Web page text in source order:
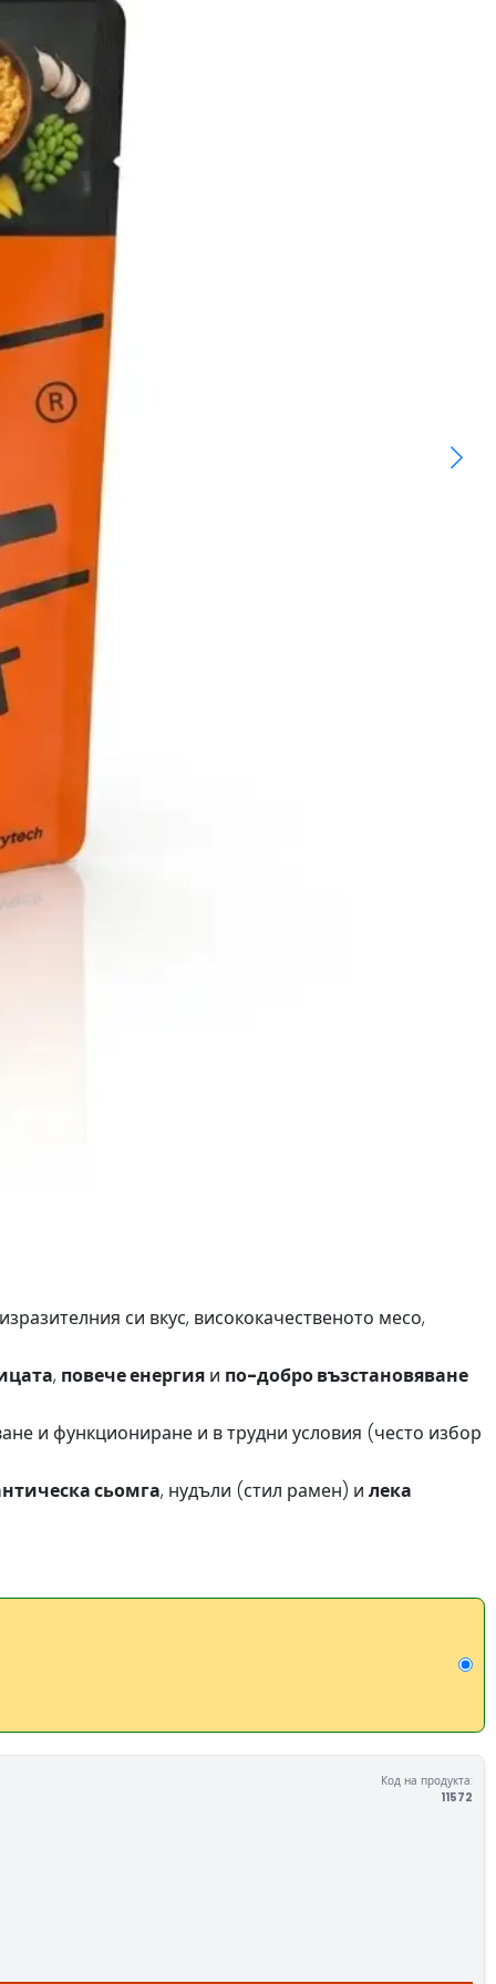
си вкус, висококачественото месо,
, повече енергия и по-добро възстановяване
и функциониране и в трудни условия (често избор
сьомга, нудъли (стил рамен) и лека
Код на продукта:
11572